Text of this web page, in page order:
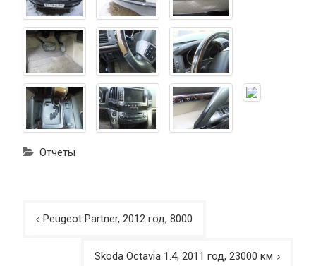
Отчеты
Навигация
Peugeot Partner, 2012 год, 8000
Skoda Octavia 1.4, 2011 год, 23000 км